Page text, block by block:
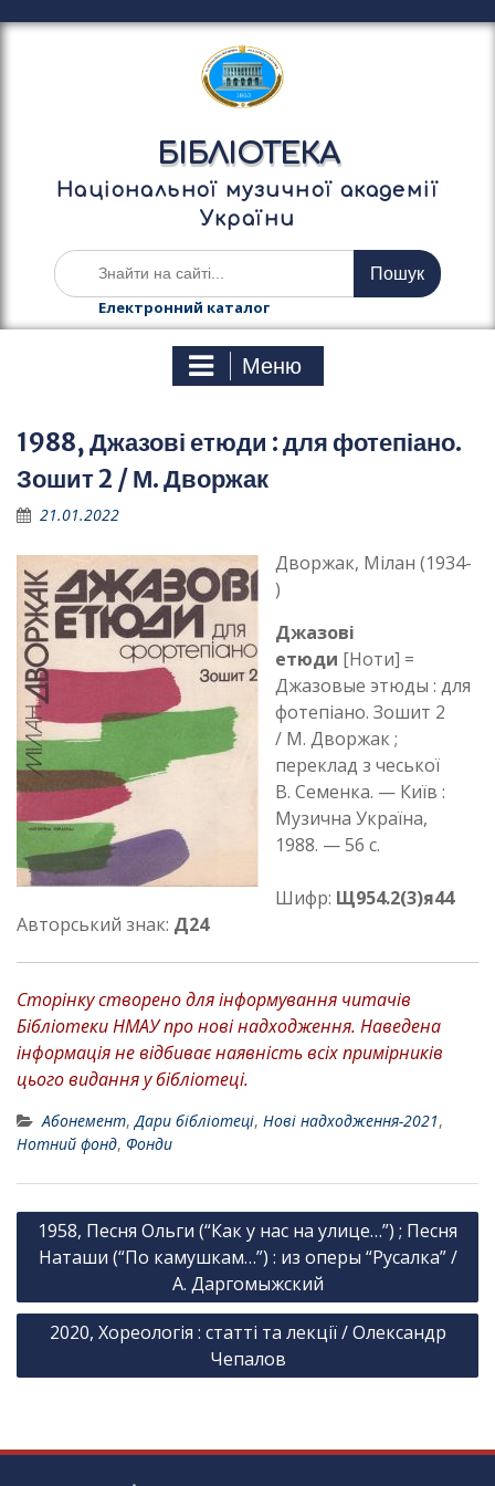
е
у
БІБЛІОТЕКА
Національної музичної академії
України
Ш
у
а
Електронний каталог
Меню
1988, Джазові етюди : для фотепіано.
Зошит 2 / М. Дворжак
21.01.2022
Дворжак, Мілан (1934-
)
Джазові
етюди [Ноти] =
Джазовые этюды : для
фотепіано. Зошит 2
/ М. Дворжак ;
переклад з чеської
В. Семенка. — Київ :
Музична Україна,
1988. — 56 с.
Шифр: Щ954.2(3)я44
Авторський знак: Д24
Сторінку створено для інформування читачів
Бібліотеки НМАУ про нові надходження. Наведена
інформація не відбиває наявність всіх примірників
цього видання у бібліотеці.
Абонемент,Дари бібліотеці, Нові надходження-2021,
Нотний фонд, Фонди
Н
і
а
і
1958, Песня Ольги (“Как у нас на улице…”) ; Песня
Наташи (“По камушкам…”) : из оперы “Русалка” /
А. Даргомыжский
2020, Хореологія : статті та лекції / Олександр
Чепалов